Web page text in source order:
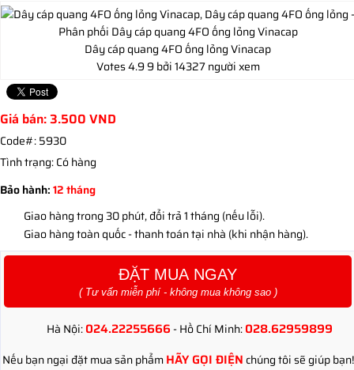
Dây cáp quang 4FO ống lỏng Vinacap
Votes4.99bởi 14327 người xem
Giá bán:3.500 VND
Code#:5930
Tình trạng:Có hàng
Bảo hành:12 tháng
Giao hàng trong 30 phút, đổi trả 1 tháng (nếu lỗi).
Giao hàng toàn quốc - thanh toán tại nhà (khi nhận hàng).
ĐẶT MUA NGAY
( Tư vấn miễn phí - không mua không sao )
Hà Nội:024.22255666 - Hồ Chí Minh:028.62959899
Nếu bạn ngại đặt mua sản phẩmHÃY GỌI ĐIỆN chúng tôi sẽ giúp bạn!